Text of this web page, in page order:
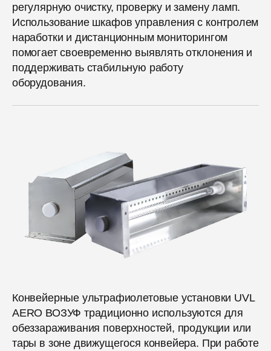
регулярную очистку, проверку и замену ламп.
Использование шкафов управления с контролем
наработки и дистанционным мониторингом
помогает своевременно выявлять отклонения и
поддерживать стабильную работу
оборудования.
Конвейерные ультрафиолетовые установки UVL
AERO ВОЗУФ традиционно используются для
обеззараживания поверхностей, продукции или
тары в зоне движущегося конвейера. При работе